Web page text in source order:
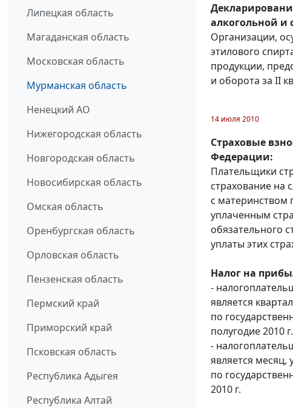
Липецкая область
Магаданская область
Московская область
Мурманская область
Ненецкий АО
Нижегородская область
Новгородская область
Новосибирская область
Омская область
Оренбургская область
Орловская область
Пензенская область
Пермский край
Приморский край
Псковская область
Республика Адыгея
Республика Алтай
алкогольной и
Организации,
этилового
продукции,
и оборота за II
14 июля 2010
Страховые
Федерации:
Плательщики
страхование на
с материнством
уплаченным
обязательного
уплаты этих
Налог на
-
является
по
полугодие 2010
-
является месяц,
по
2010 г.